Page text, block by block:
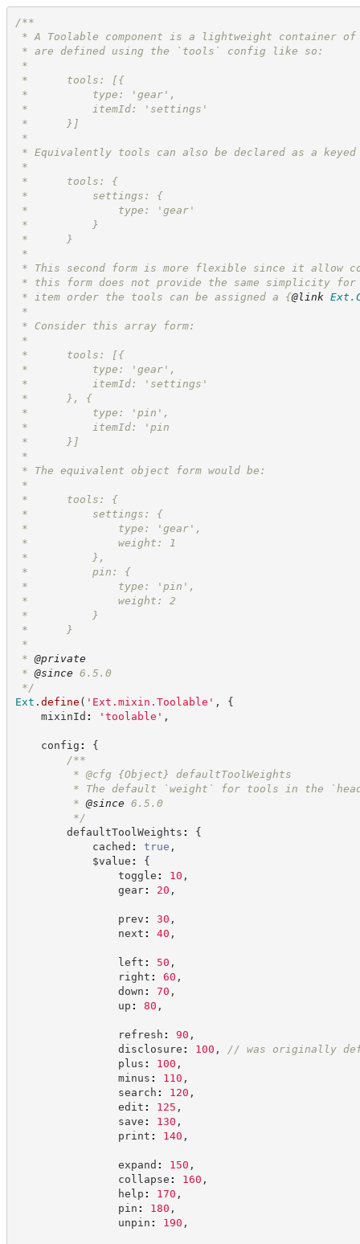
/**
* A Toolable component is a lightweight container
* are defined using the `tools` config like so:
*
*      tools: [{
*          type: 'gear',
*          itemId: 'settings'
*      }]
*
* Equivalently tools can also be declared as a
*
*      tools: {
*          settings: {
*              type: 'gear'
*          }
*      }
*
* This second form is more flexible since it allow
* this form does not provide the same simplicity
* item order the tools can be assigned a {@link
*
* Consider this array form:
*
*      tools: [{
*          type: 'gear',
*          itemId: 'settings'
*      }, {
*          type: 'pin',
*          itemId: 'pin
*      }]
*
* The equivalent object form would be:
*
*      tools: {
*          settings: {
*              type: 'gear',
*              weight: 1
*          },
*          pin: {
*              type: 'pin',
*              weight: 2
*          }
*      }
*
* @private
* @since 6.5.0
*/
Ext . define ( ' Ext.mixin.Toolable ' ,
{
mixinId : ' toolable ' ,
config :
{
/**
* @cfg {Object}
defaultToolWeights
* The default `weight` for tools in the
* @since 6.5.0
*/
defaultToolWeights :
{
cached : true ,
$value :
{
toggle : 10 ,
gear: 20 ,
prev : 30 ,
next : 40 ,
left : 50 ,
right : 60 ,
down : 70 ,
up : 80 ,
refresh : 90 ,
disclosure : 100 , // was originally
plus : 100 ,
minus : 110 ,
search : 120 ,
edit : 125 ,
save : 130 ,
print : 140 ,
expand : 150 ,
collapse : 160 ,
help : 170 ,
pin : 180 ,
unpin : 190 ,